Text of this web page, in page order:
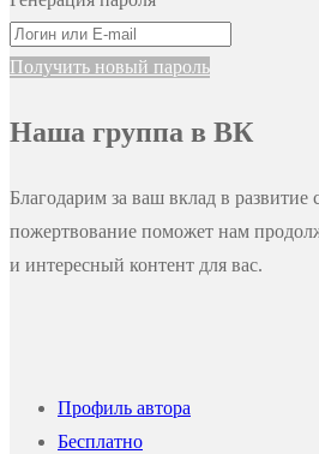
Получить новый пароль
Наша группа в ВК
Благодарим за ваш вклад в развитие
пожертвование поможет нам
и интересный контент для вас.
Профиль автора
Бесплатно